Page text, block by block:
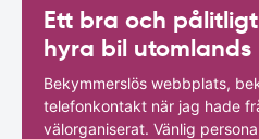
Ett bra och
hyra bil utomlands
Bekymmerslös webbplats,
telefonkontakt när jag hade
välorganiserat. Vänlig